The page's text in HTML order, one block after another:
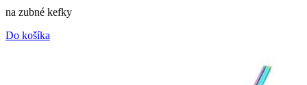
na zubné kefky
Do košíka